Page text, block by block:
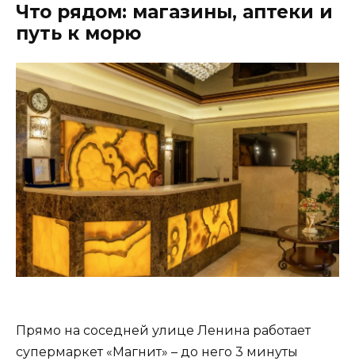
Что рядом: магазины, аптеки и
путь к морю
Прямо на соседней улице Ленина работает
супермаркет «Магнит» – до него 3 минуты